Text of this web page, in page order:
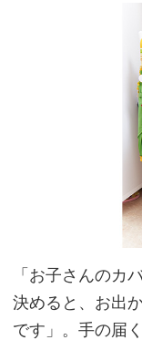
「お子さんのカ
決めると、お出
です」。手の届